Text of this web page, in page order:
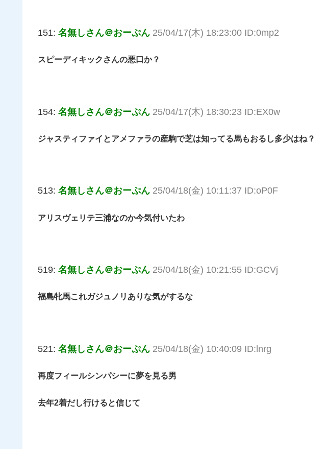
151: 名無しさん＠おーぷん 25/04/17(木) 18:23:00 ID:0mp2
スピーディキックさんの悪口か？
154: 名無しさん＠おーぷん 25/04/17(木) 18:30:23 ID:EX0w
ジャスティファイとアメファラの産駒で芝は知ってる馬もおるし多少はね？
513: 名無しさん＠おーぷん 25/04/18(金) 10:11:37 ID:oP0F
アリスヴェリテ三浦なのか今気付いたわ
519: 名無しさん＠おーぷん 25/04/18(金) 10:21:55 ID:GCVj
福島牝馬これガジュノリありな気がするな
521: 名無しさん＠おーぷん 25/04/18(金) 10:40:09 ID:lnrg
再度フィールシンパシーに夢を見る男
去年2着だし行けると信じて